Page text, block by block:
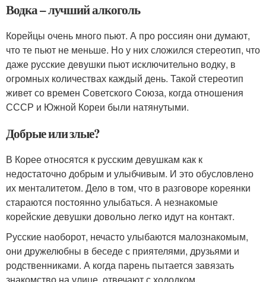
Водка – лучший алкоголь
Корейцы очень много пьют. А про россиян они думают,
что те пьют не меньше. Но у них сложился стереотип, что
даже русские девушки пьют исключительно водку, в
огромных количествах каждый день. Такой стереотип
живет со времен Советского Союза, когда отношения
СССР и Южной Кореи были натянутыми.
Добрые или злые?
В Корее относятся к русским девушкам как к
недостаточно добрым и улыбчивым. И это обусловлено
их менталитетом. Дело в том, что в разговоре кореянки
стараются постоянно улыбаться. А незнакомые
корейские девушки довольно легко идут на контакт.
Русские наоборот, нечасто улыбаются малознакомым,
они дружелюбны в беседе с приятелями, друзьями и
родственниками. А когда парень пытается завязать